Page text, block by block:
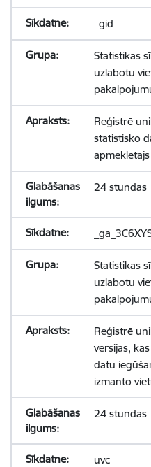
_gid
Statistikas
uzlabotu
Reģistrē
statistisko
24 stundas
Statistikas
uzlabotu
Reģistrē
versijas,
datu
izmanto
24 stundas
uvc